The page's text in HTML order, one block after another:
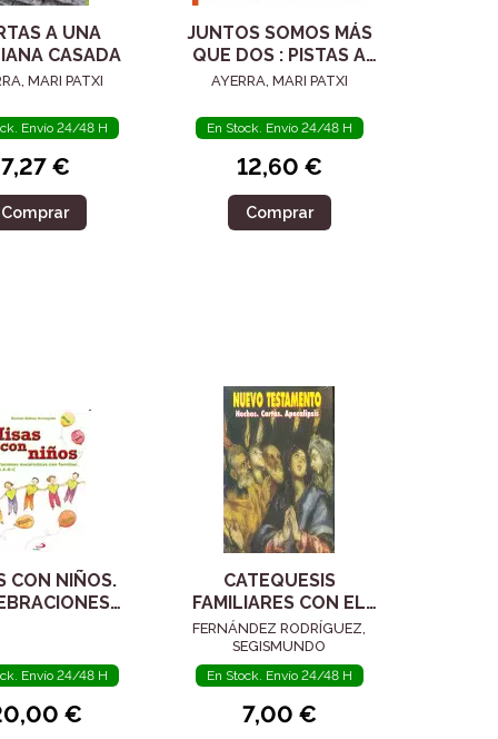
A UNA
CASADA
MARI PATXI
Envío 24/48 H
7,27 €
Comprar
JUNTOS SOMOS MÁS
QUE DOS : PISTAS A
UN HIJO PARA VIVIR EN
AYERRA, MARI PATXI
En Stock. Envío 24/48 H
12,60 €
Comprar
CON NIÑOS.
Envío 24/48 H
€
CATEQUESIS
FAMILIARES CON EL
CIC
FERNÁNDEZ RODRÍGUEZ,
SEGISMUNDO
En Stock. Envío 24/48 H
7,00 €